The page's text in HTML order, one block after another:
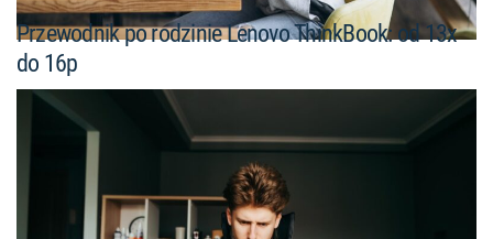
Przewodnik po rodzinie Lenovo ThinkBook: od 13x
do 16p